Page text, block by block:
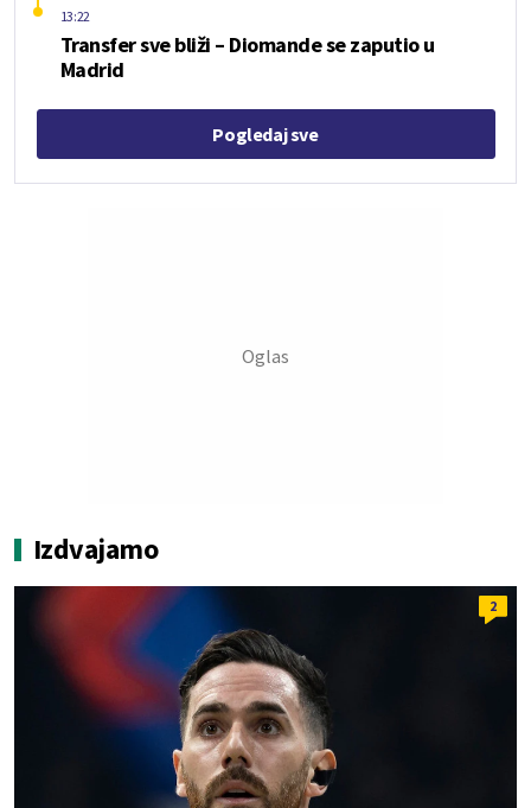
Transfer sve bliži – Diomande se zaputio u
Madrid
13:22
Pogledaj sve
Izdvajamo
2